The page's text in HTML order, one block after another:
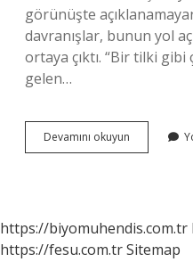
görünüşte
davranışlar, bunun yol
ortaya çıktı. “Bir tilki gibi
gelen…
Devamını okuyun
Gibi
https://biyomuhendis.com.tr
https://fesu.com.trSitemap